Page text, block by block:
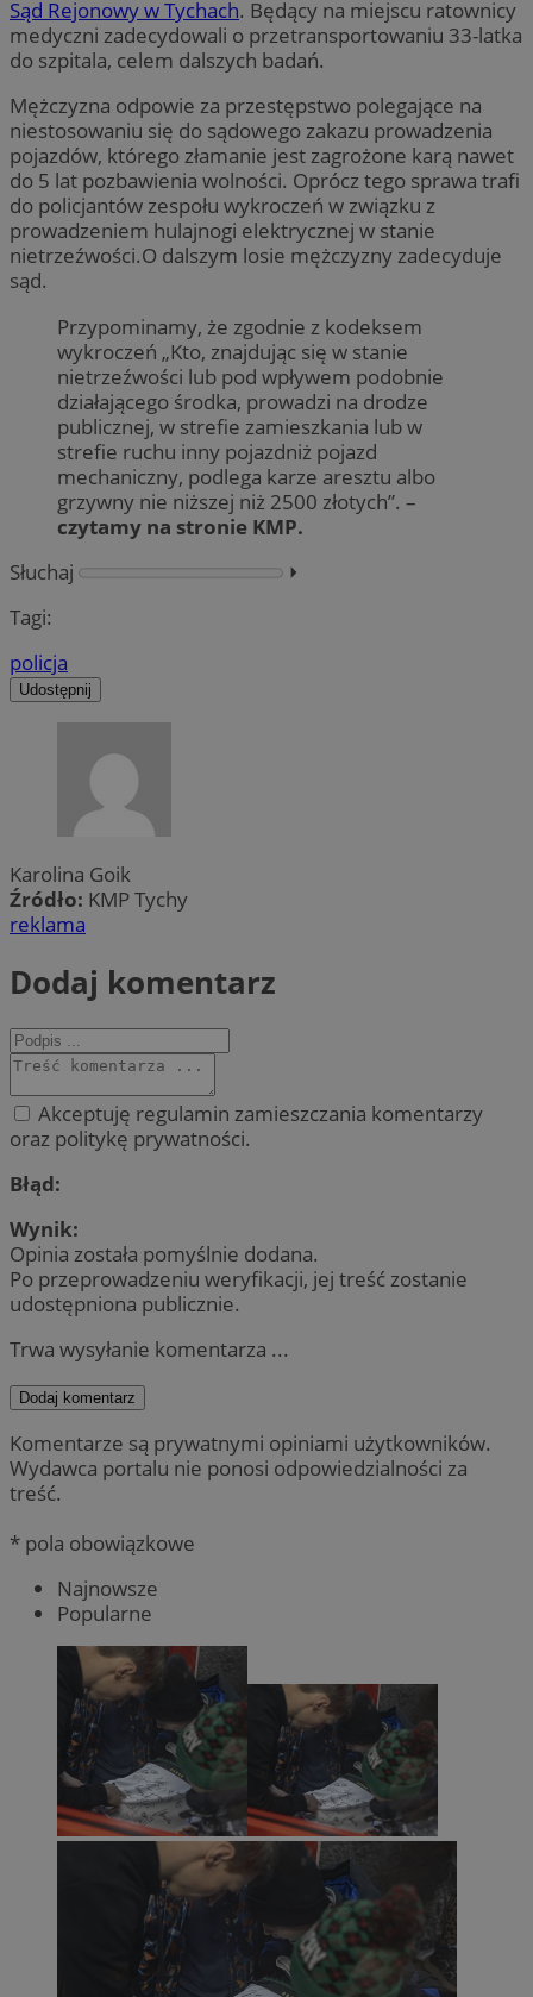
Sąd Rejonowy w Tychach. Będący na miejscu ratownicy
medyczni zadecydowali o przetransportowaniu 33-latka
do szpitala, celem dalszych badań.
Mężczyzna odpowie za przestępstwo polegające na
niestosowaniu się do sądowego zakazu prowadzenia
pojazdów, którego złamanie jest zagrożone karą nawet
do 5 lat pozbawienia wolności. Oprócz tego sprawa trafi
do policjantów zespołu wykroczeń w związku z
prowadzeniem hulajnogi elektrycznej w stanie
nietrzeźwości.O dalszym losie mężczyzny zadecyduje
sąd.
Przypominamy, że zgodnie z kodeksem
wykroczeń „Kto, znajdując się w stanie
nietrzeźwości lub pod wpływem podobnie
działającego środka, prowadzi na drodze
publicznej, w strefie zamieszkania lub w
strefie ruchu inny pojazdniż pojazd
mechaniczny, podlega karze aresztu albo
grzywny nie niższej niż 2500 złotych”. –
czytamy na stronie KMP.
Słuchaj
⏵︎
Tagi:
policja
Udostępnij
Karolina Goik
Źródło: KMP Tychy
reklama
Dodaj komentarz
Akceptuję regulamin zamieszczania komentarzy
oraz politykę prywatności.
Błąd:
Wynik:
Opinia została pomyślnie dodana.
Po przeprowadzeniu weryfikacji, jej treść zostanie
udostępniona publicznie.
Trwa wysyłanie komentarza ...
Dodaj komentarz
Komentarze są prywatnymi opiniami użytkowników.
Wydawca portalu nie ponosi odpowiedzialności za
treść.
* pola obowiązkowe
Najnowsze
Popularne